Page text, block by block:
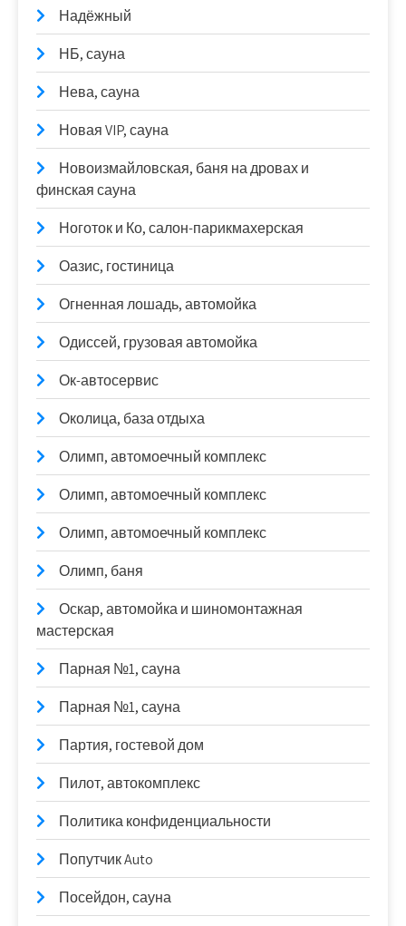
Надёжный
НБ, сауна
Нева, сауна
Новая VIP, сауна
Новоизмайловская, баня на дровах и
финская сауна
Ноготок и Ко, салон-парикмахерская
Оазис, гостиница
Огненная лошадь, автомойка
Одиссей, грузовая автомойка
Ок-автосервис
Околица, база отдыха
Олимп, автомоечный комплекс
Олимп, автомоечный комплекс
Олимп, автомоечный комплекс
Олимп, баня
Оскар, автомойка и шиномонтажная
мастерская
Парная №1, сауна
Парная №1, сауна
Партия, гостевой дом
Пилот, автокомплекс
Политика конфиденциальности
Попутчик Auto
Посейдон, сауна